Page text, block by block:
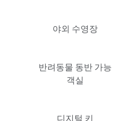
야외 수영장
반려동물 동반 가능
객실
디지털 키